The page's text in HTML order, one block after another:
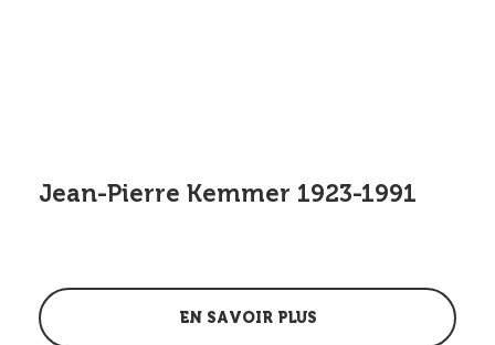
Jean-Pierre Kemmer 1923-1991
EN SAVOIR PLUS